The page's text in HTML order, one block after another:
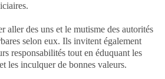
aller des uns et le mutisme des autorités
selon eux. Ils invitent également
responsabilités tout en éduquant les
les inculquer de bonnes valeurs.